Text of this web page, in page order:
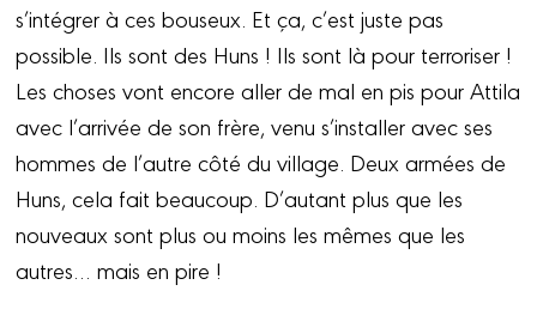
s’intégrer à ces bouseux. Et ça, c’est juste pas
possible. Ils sont des Huns ! Ils sont là pour terroriser !
Les choses vont encore aller de mal en pis pour Attila
avec l’arrivée de son frère, venu s’installer avec ses
hommes de l’autre côté du village. Deux armées de
Huns, cela fait beaucoup. D’autant plus que les
nouveaux sont plus ou moins les mêmes que les
autres… mais en pire !